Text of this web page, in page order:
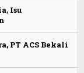
Isu
PT ACS Bekali